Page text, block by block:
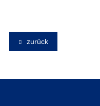
zurück